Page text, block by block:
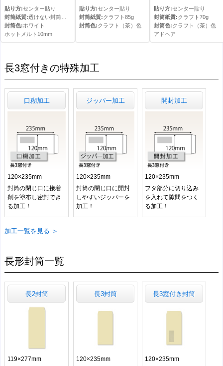
貼り方:センター貼り
封筒紙質:透けない封筒ケント80g
封筒色:ホワイト
ホットメルト10mm
貼り方:センター貼り
封筒紙質:クラフト85g
封筒色:クラフト（茶）色
貼り方:センター貼り
封筒紙質:クラフト70g
封筒色:クラフト（茶）色
アドヘア
長3窓付きの特殊加工
口糊加工
120×235mm
封筒の閉じ口に接着
剤を塗布し密封でき
る加工！
ジッパー加工
120×235mm
封筒の閉じ口に開封
しやすいジッパーを
加工！
開封加工
120×235mm
フタ部分に切り込み
を入れて隙間をつく
る加工！
加工一覧を見る ＞
長形封筒一覧
長2封筒
119×277mm
長3封筒
120×235mm
長3窓付き封筒
120×235mm